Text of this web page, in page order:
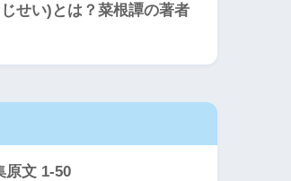
せい)とは？菜根譚の著者
文 1-50